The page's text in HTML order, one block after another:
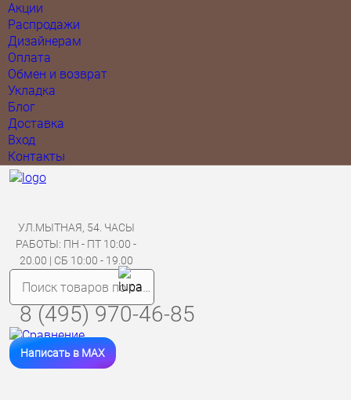
Акции
Распродажи
Дизайнерам
Оплата
Обмен и возврат
Укладка
Блог
Доставка
Вход
Контакты
УЛ.МЫТНАЯ, 54. ЧАСЫ
РАБОТЫ: ПН - ПТ 10:00 -
20.00 | СБ 10:00 - 19.00
8 (495) 970-46-85
Написать в MAX